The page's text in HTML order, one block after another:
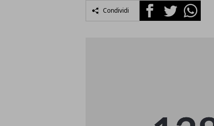
Condividi FacebookTwitterWhatsapp